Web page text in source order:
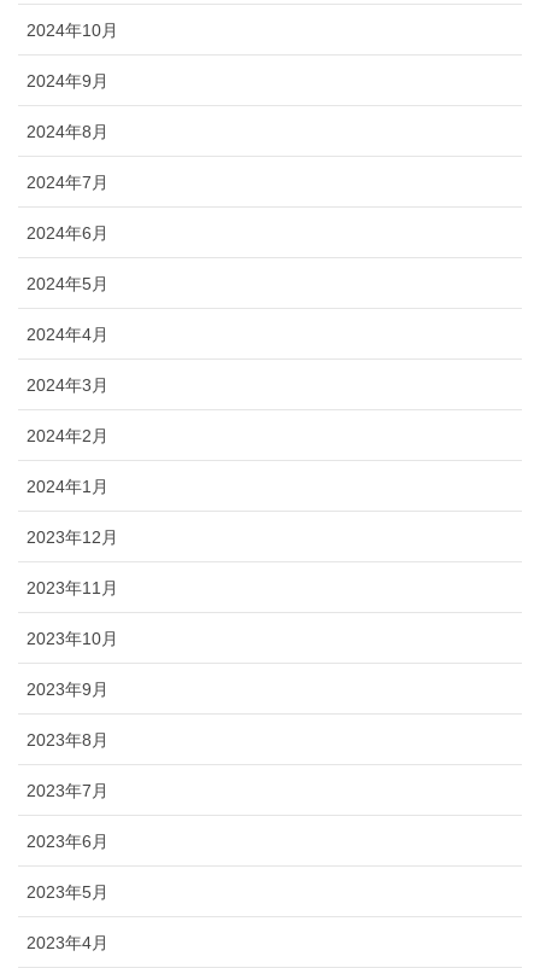
2024年10月
2024年9月
2024年8月
2024年7月
2024年6月
2024年5月
2024年4月
2024年3月
2024年2月
2024年1月
2023年12月
2023年11月
2023年10月
2023年9月
2023年8月
2023年7月
2023年6月
2023年5月
2023年4月